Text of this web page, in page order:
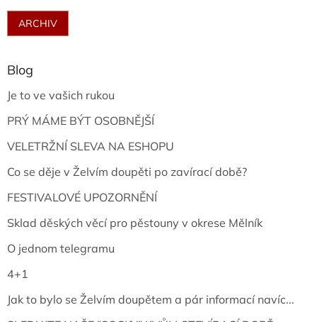
ARCHIV
Blog
Je to ve vašich rukou
PRÝ MÁME BÝT OSOBNĚJŠÍ
VELETRŽNÍ SLEVA NA ESHOPU
Co se děje v Želvím doupěti po zavírací době?
FESTIVALOVÉ UPOZORNĚNÍ
Sklad děských věcí pro pěstouny v okrese Mělník
O jednom telegramu
4+1
Jak to bylo se Želvím doupětem a pár informací navíc...